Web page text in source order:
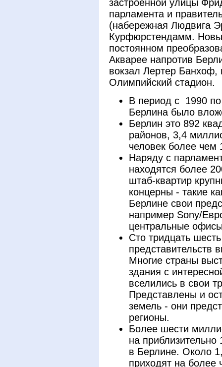
застроенной улицы
парламента и
(набережная Людвига
Курфюрстендамм.
постоянном
Акварее напротив
вокзал Лертер
Олимпийский стадион.
В период с 1990
Берлина было
Берлин это 892
районов, 3,4
человек более чем
Наряду с
находятся более
штаб-квартир
концерны - такие
Берлине свои
например Sony/
центральные
Сто тридцать
представительств
Многие страны
здания с
вселились в свои
Представлены и
земель - они
регионы.
Более шести
на приблизительно
в Берлине. Около
приходят на более